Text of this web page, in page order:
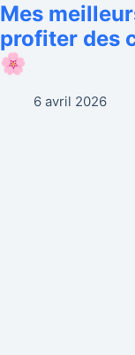
Mes
profiter des
🌸
6 avril 2026